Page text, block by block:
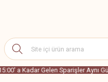
a Kadar Gelen Sparişler Aynı